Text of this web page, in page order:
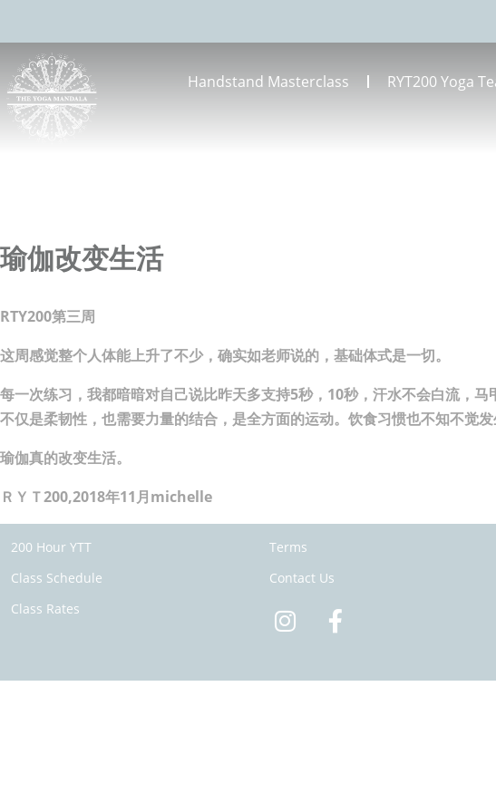
Handstand Masterclass RYT200 Yoga
瑜伽改变生活
RTY200第三周
这周感觉整个人体能上升了不少，确实如老师说的，基础体式是一切。
每一次练习，我都暗暗对自己说比昨天多支持5秒，10秒，汗水不会白流，
不仅是柔韧性，也需要力量的结合，是全方面的运动。饮食习惯也不知不觉
瑜伽真的改变生活。
ＲＹＴ200,2018年11月michelle
200 Hour YTT
Class Schedule
Class Rates
Terms
Contact Us